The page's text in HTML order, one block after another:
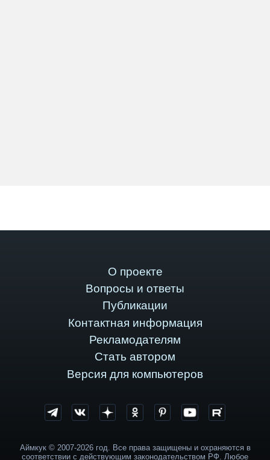
О проекте
Вопросы и ответы
Публикации
Контактная информация
Рекламодателям
Стать автором
Версия для компьютеров
Аймкук © 2007-2026 год. Все права защищены и охраняются в
соответствии с действующим законодательством РФ. Любое